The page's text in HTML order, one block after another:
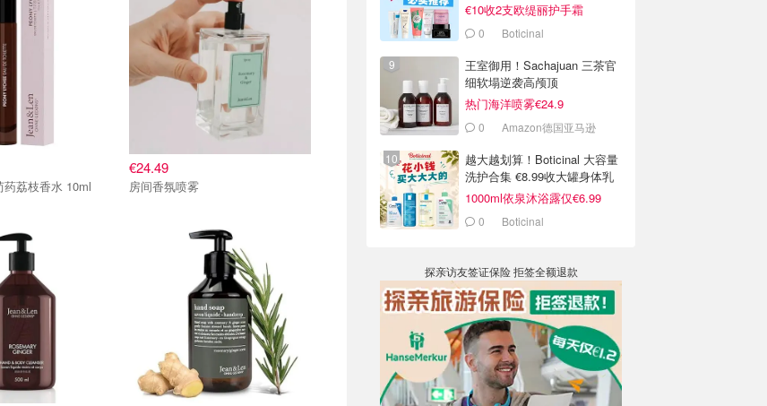
荔枝香水 10ml
€24.49
房间香氛喷雾
€10收2支欧缇丽护手霜
0 Boticinal
王室御用！Sachajuan 三茶官
细软塌逆袭高颅顶
热门海洋喷雾€24.9
0 Amazon德国亚马逊
越大越划算！Boticinal 大容量
洗护合集 €8.99收大罐身体乳
1000ml依泉沐浴露仅€6.99
0 Boticinal
探亲访友签证保险 拒签全额退款